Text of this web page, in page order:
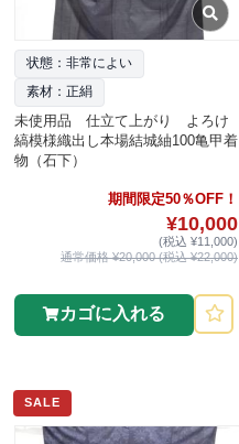
状態：非常によい
素材：正絹
未使用品 仕立て上がり よろけ
縞模様織出し本場結城紬100亀甲着
物（石下）
期間限定50％OFF！
¥10,000
(税込 ¥11,000)
通常価格 ¥20,000 (税込 ¥22,000)
カゴに入れる
SALE